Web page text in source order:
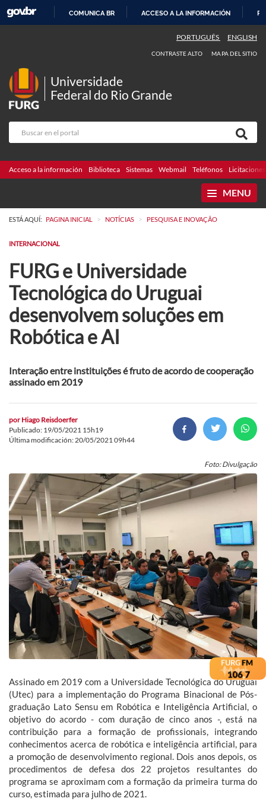
CONTENIDO
COMUNICA BR ACCESO A LA INFORMACIÓN
PORTUGUÊS ENGLISH
CONTRASTE ALTO MAPA DEL SITIO
Universidade
Federal do Rio Grande
Acceso a la información Biblioteca Sistemas Webmail Teléfonos Licitaciones
MENU
ESTÁ AQUÍ: PAGINA INICIAL > NOTÍCIAS > PESQUISA E INOVAÇÃO
INTERNACIONAL
FURG e Universidade
Tecnológica do Uruguai
desenvolvem soluções em
Robótica e AI
Interação entre instituições é fruto de acordo de cooperação
assinado em 2019
por Hiago Reisdoerfer
Publicado: 19/05/2021 15h19
Última modificación: 20/05/2021 09h44
Foto: Divulgação
Assinado em 2019 com a Universidade Tecnológica do Uruguai
(Utec) para a implementação do Programa Binacional de Pós-
graduação Lato Sensu em Robótica e Inteligência Artificial, o
objetivo do acordo - com duração de cinco anos -, está na
contribuição para a formação de profissionais, integrando
conhecimentos acerca de robótica e inteligência artificial, para
a promoção de desenvolvimento regional. Dois anos depois, os
procedimentos de defesa dos 22 projetos resultantes do
programa se aproximam com a formação da primeira turma do
curso, estimada para julho de 2021.